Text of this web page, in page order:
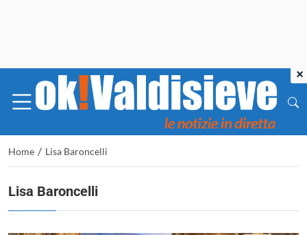
Home / Lisa Baroncelli
Lisa Baroncelli
×